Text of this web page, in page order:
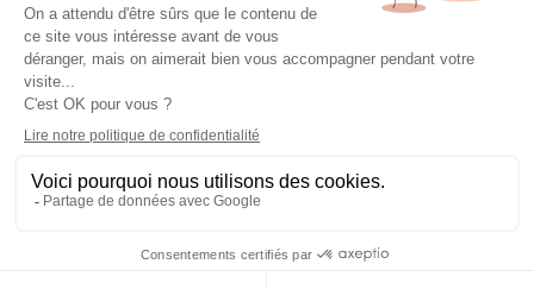
© 2026 Blue note systems — Tous droits réservés.
Tous droits réservés
prestations, intégration CRM & logiciel GRC